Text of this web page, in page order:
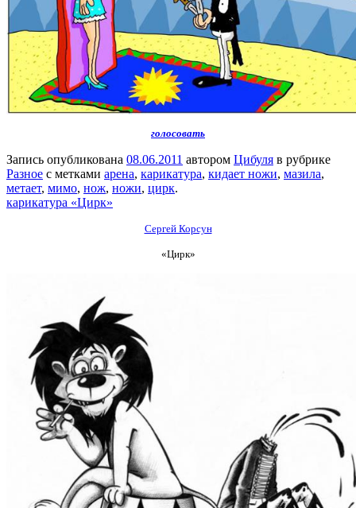
голосовать
Запись опубликована 08.06.2011 автором Цибуля в рубрике
Разное с метками арена, карикатура, кидает ножи, мазила,
метает, мимо, нож, ножи, цирк.
карикатура «Цирк»
Сергей Корсун
«Цирк»